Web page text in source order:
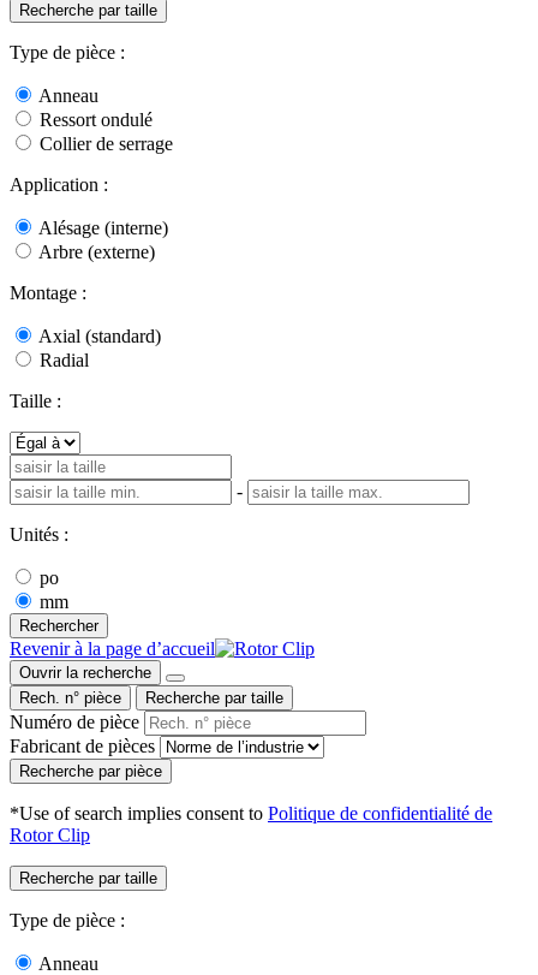
Recherche par taille
Type de pièce :
Anneau
Ressort ondulé
Collier de serrage
Application :
Alésage (interne)
Arbre (externe)
Montage :
Axial (standard)
Radial
Taille :
-
Unités :
po
mm
Rechercher
Revenir à la page d’accueil
Ouvrir la recherche
Rech. n° pièce
Recherche par taille
Numéro de pièce
Fabricant de pièces
Recherche par pièce
*Use of search implies consent to Politique de confidentialité de
Rotor Clip
Recherche par taille
Type de pièce :
Anneau